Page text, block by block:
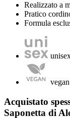
Realizzato a
Pratico
Formula
vegan
Acquistato
Saponetta di